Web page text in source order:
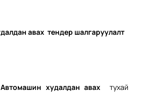
авах тендер шалгаруулалт
Автомашин худалдан авах тухай